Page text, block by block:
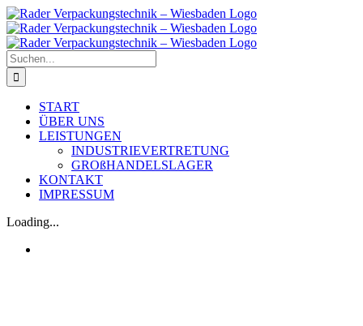
Zum
Inhalt
springen
Suche
nach:
START
ÜBER UNS
LEISTUNGEN
INDUSTRIEVERTRETUNG
GROßHANDELSLAGER
KONTAKT
IMPRESSUM
Loading...